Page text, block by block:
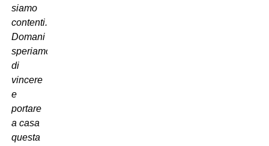
siamo
contenti.
Domani
speriamo
di
vincere
e
portare
a casa
questa